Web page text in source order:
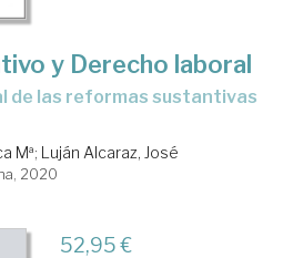
y Derecho laboral
Mª; Luján Alcaraz, José
2020
52,95 €